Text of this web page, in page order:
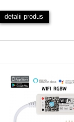
detalii produs